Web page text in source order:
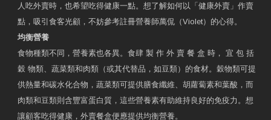
人吃外賣時，也希望吃得健康一點。想了解如何以「健康外賣」作賣
點，吸引食客光顧，不妨參考註冊營養師萬侃（Violet）的心得。
均衡營養
食物種類不同，營養素也各異。食肆 製 作 外 賣 餐 盒 時， 宜 包 括
穀 物類、蔬菜類和肉類（或其代替品，如豆類）的食材。穀物類可提
供熱量和碳水化合物，蔬菜類可提供膳食纖維、胡蘿蔔素和葉酸，而
肉類和豆類則含豐富蛋白質，這些營養素有助維持良好的免疫力。想
讓顧客吃得健康，外賣餐盒便應提供均衡營養。